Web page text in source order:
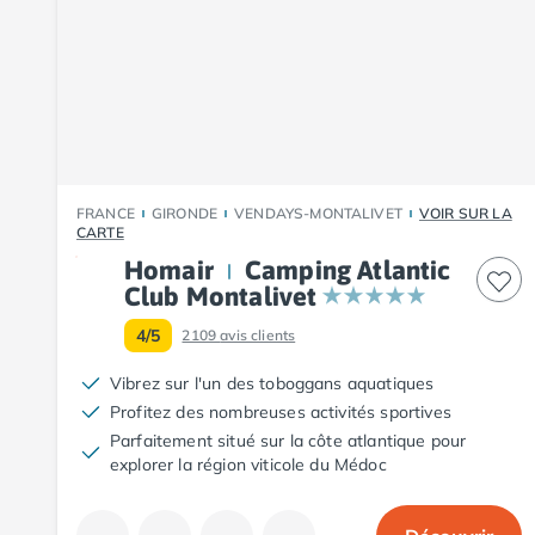
Camping Saint-Malo
Camping Morbihan
Camping Auray
Camping Carnac
Camping La Trinité sur Mer
Camping Locmariaquer
Camping Penestin
Camping Quiberon
Camping Sarzeau
Camping Vannes
FRANCE GIRONDE VENDAYS-MONTALIVET
VOIR SUR LA
CARTE
Homair
Camping Atlantic
Club Montalivet
4/5 2109avis clients
Vibrez sur l'un des toboggans aquatiques
Profitez des nombreuses activités sportives
Parfaitement situé sur la côte atlantique pour
explorer la région viticole du Médoc